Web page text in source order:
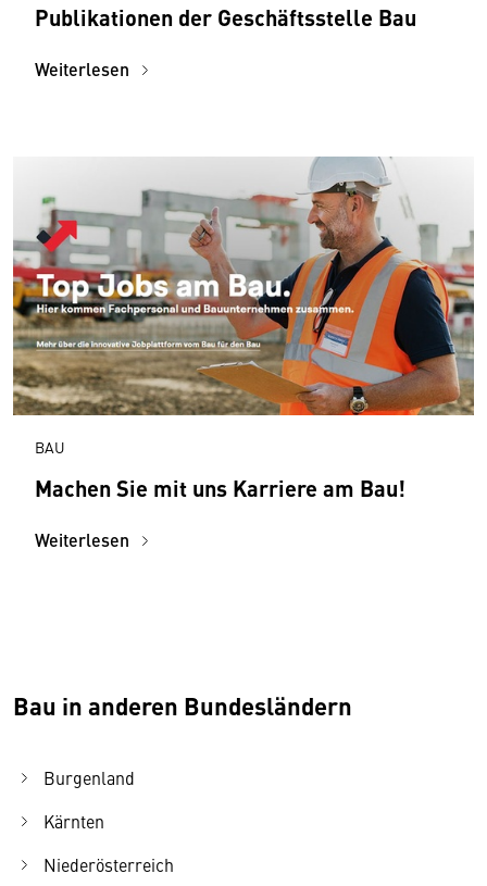
Publikationen der Geschäftsstelle Bau
Weiterlesen
BAU
Machen Sie mit uns Karriere am Bau!
Weiterlesen
Bau in anderen Bundesländern
Burgenland
Kärnten
Niederösterreich